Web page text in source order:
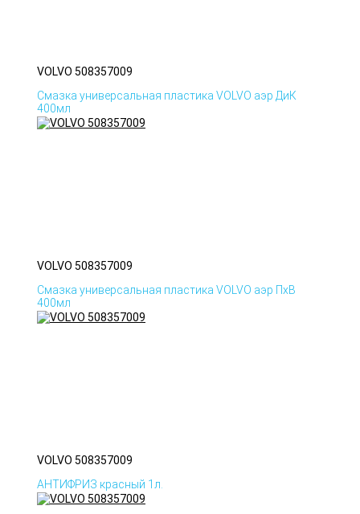
VOLVO 508357009
Смазка универсальная пластика VOLVO аэр ДиК
400мл
VOLVO 508357009
Смазка универсальная пластика VOLVO аэр ПхВ
400мл
VOLVO 508357009
АНТИФРИЗ красный 1л.